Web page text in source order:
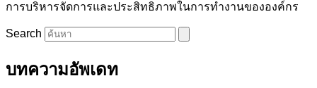
การบริหารจัดการและประสิทธิภาพในการทำงานขององค์กร
Search
บทความอัพเดท